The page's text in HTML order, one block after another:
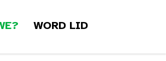
WORD LID